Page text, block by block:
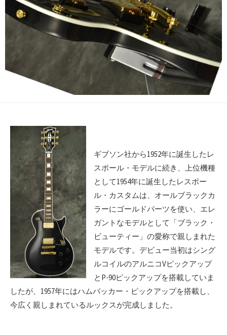
ギブソン社から1952年に誕生したレ
スポール・モデルに続き、上位機種
として1954年に誕生したレスポー
ル・カスタムは、オールブラックカ
ラーにゴールドパーツを使い、エレ
ガントなモデルとして「ブラック・
ビューティー」の愛称で親しまれた
モデルです。デビュー当初はシング
ルコイルのアルニコVピックアップ
とP-90ピックアップを搭載していま
したが、1957年にはハムバッカー・ピックアップを搭載し、
今広く親しまれているルックスが完成しました。